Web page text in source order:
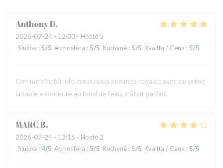
AnthonyD
2026-07-24 - 12:00 - Hosté 5
Služba : 5/5 Atmosféra : 5/5 Kuchyně : 5/5 Kvalita / Cena : 5/5
Comme d'habitude, nous nous sommes régalés avec en prime
la table extérieure au bord de l'eau, c'était parfait.
MARCB
2026-07-24 - 13:15 - Hosté 2
Služba : 4/5 Atmosféra : 5/5 Kuchyně : 5/5 Kvalita / Cena : 5/5